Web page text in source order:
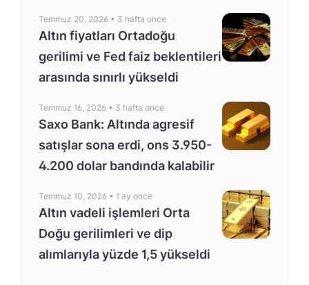
Temmuz 20, 2026 • 3 hafta once
Altın fiyatları Ortadoğu
gerilimi ve Fed faiz beklentileri
arasında sınırlı yükseldi
Temmuz 16, 2026 • 3 hafta once
Saxo Bank: Altında agresif
satışlar sona erdi, ons 3.950-
4.200 dolar bandında kalabilir
Temmuz 10, 2026 • 1 ay once
Altın vadeli işlemleri Orta
Doğu gerilimleri ve dip
alımlarıyla yüzde 1,5 yükseldi